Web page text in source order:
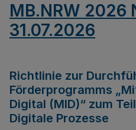
MB.NRW 2026
31.07.2026
Richtlinie zur
Förderprogramms
Digital (MID)“ zum
Digitale Prozesse